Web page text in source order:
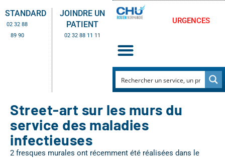
STANDARD
02 32 88
89 90
JOINDRE UN
PATIENT
02 32 88 11 11
URGENCES
Street-art sur les murs du
service des maladies
infectieuses
2 fresques murales ont récemment été réalisées dans le